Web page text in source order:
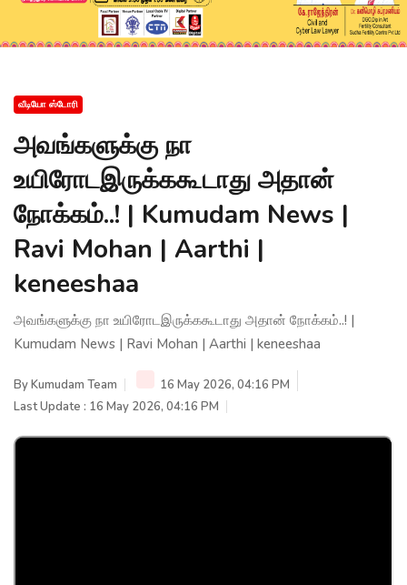
வீடியோ ஸ்டோரி
அவங்களுக்கு நா
உயிரோடஇருக்ககூடாது அதான்
நோக்கம்..! | Kumudam News |
Ravi Mohan | Aarthi |
keneeshaa
அவங்களுக்கு நா உயிரோடஇருக்ககூடாது அதான் நோக்கம்..! |
Kumudam News | Ravi Mohan | Aarthi | keneeshaa
ByKumudam Team
16 May 2026, 04:16 PM
Last Update : 16 May 2026, 04:16 PM